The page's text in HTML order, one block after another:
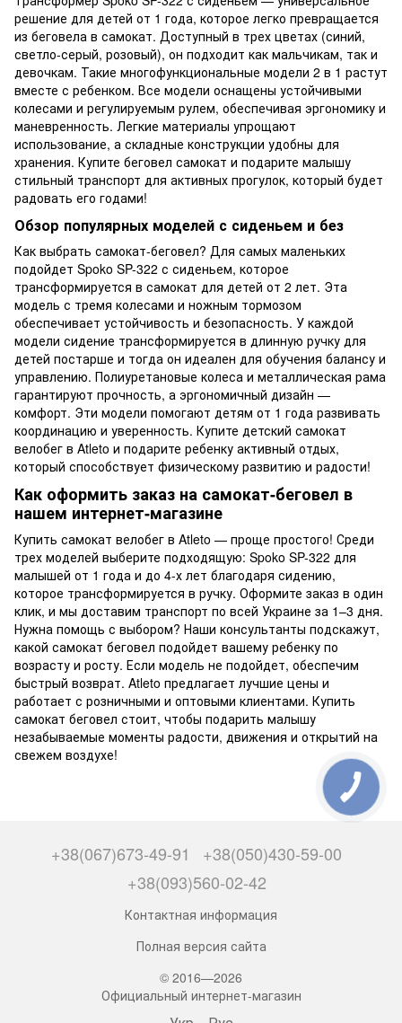
решение для детей от 1 года, которое легко превращается
из беговела в самокат. Доступный в трех цветах (синий,
светло-серый, розовый), он подходит как мальчикам, так и
девочкам. Такие многофункциональные модели 2 в 1 растут
вместе с ребенком. Все модели оснащены устойчивыми
колесами и регулируемым рулем, обеспечивая эргономику и
маневренность. Легкие материалы упрощают
использование, а складные конструкции удобны для
хранения. Купите беговел самокат и подарите малышу
стильный транспорт для активных прогулок, который будет
радовать его годами!
Обзор популярных моделей с сиденьем и без
Как выбрать самокат-беговел? Для самых маленьких
подойдет Spoko SP-322 с сиденьем, которое
трансформируется в самокат для детей от 2 лет. Эта
модель с тремя колесами и ножным тормозом
обеспечивает устойчивость и безопасность. У каждой
модели сидение трансформируется в длинную ручку для
детей постарше и тогда он идеален для обучения балансу и
управлению. Полиуретановые колеса и металлическая рама
гарантируют прочность, а эргономичный дизайн —
комфорт. Эти модели помогают детям от 1 года развивать
координацию и уверенность. Купите детский самокат
велобег в Atleto и подарите ребенку активный отдых,
который способствует физическому развитию и радости!
Как оформить заказ на самокат-беговел в
нашем интернет-магазине
Купить самокат велобег в Atleto — проще простого! Среди
трех моделей выберите подходящую: Spoko SP-322 для
малышей от 1 года и до 4-х лет благодаря сидению,
которое трансформируется в ручку. Оформите заказ в один
клик, и мы доставим транспорт по всей Украине за 1–3 дня.
Нужна помощь с выбором? Наши консультанты подскажут,
какой самокат беговел подойдет вашему ребенку по
возрасту и росту. Если модель не подойдет, обеспечим
быстрый возврат. Atleto предлагает лучшие цены и
работает с розничными и оптовыми клиентами. Купить
самокат беговел стоит, чтобы подарить малышу
незабываемые моменты радости, движения и открытий на
свежем воздухе!
+38(067)673-49-91
+38(050)430-59-00
+38(093)560-02-42
Контактная информация
Полная версия сайта
© 2016—2026
Официальный интернет-магазин